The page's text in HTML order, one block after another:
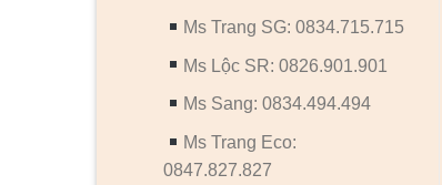
Ms Trang SG: 0834.715.715
Ms Lộc SR: 0826.901.901
Ms Sang: 0834.494.494
Ms Trang Eco:
0847.827.827